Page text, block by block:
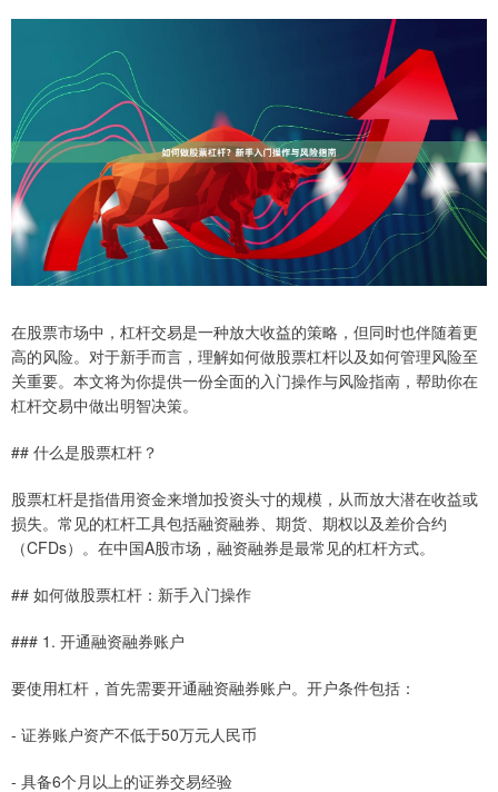
在股票市场中，杠杆交易是一种放大收益的策略，但同时也伴随着更
高的风险。对于新手而言，理解如何做股票杠杆以及如何管理风险至
关重要。本文将为你提供一份全面的入门操作与风险指南，帮助你在
杠杆交易中做出明智决策。
## 什么是股票杠杆？
股票杠杆是指借用资金来增加投资头寸的规模，从而放大潜在收益或
损失。常见的杠杆工具包括融资融券、期货、期权以及差价合约
（CFDs）。在中国A股市场，融资融券是最常见的杠杆方式。
## 如何做股票杠杆：新手入门操作
### 1. 开通融资融券账户
要使用杠杆，首先需要开通融资融券账户。开户条件包括：
- 证券账户资产不低于50万元人民币
- 具备6个月以上的证券交易经验